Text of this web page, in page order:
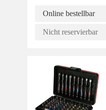
Online bestellbar
Nicht reservierbar